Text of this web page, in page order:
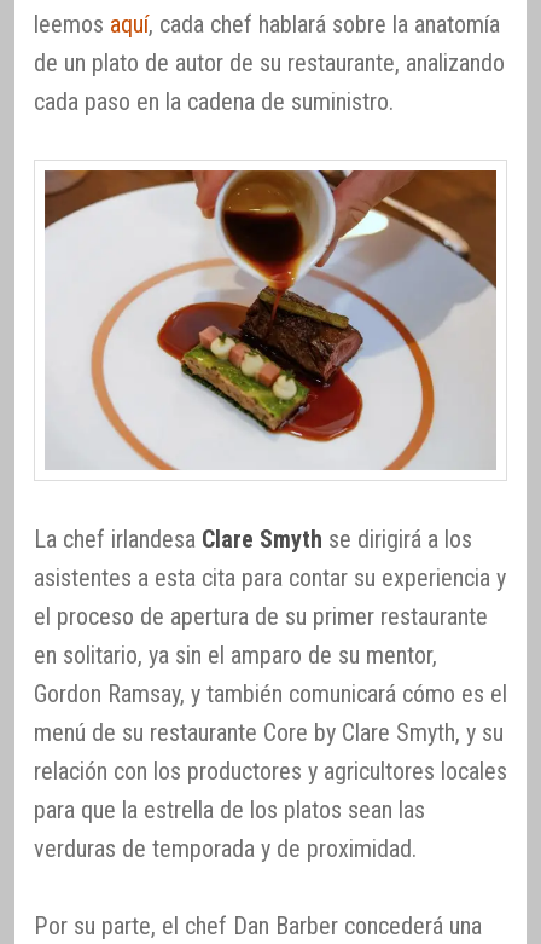
leemos aquí, cada chef hablará sobre la anatomía
de un plato de autor de su restaurante, analizando
cada paso en la cadena de suministro.
La chef irlandesa Clare Smyth se dirigirá a los
asistentes a esta cita para contar su experiencia y
el proceso de apertura de su primer restaurante
en solitario, ya sin el amparo de su mentor,
Gordon Ramsay, y también comunicará cómo es el
menú de su restaurante Core by Clare Smyth, y su
relación con los productores y agricultores locales
para que la estrella de los platos sean las
verduras de temporada y de proximidad.
Por su parte, el chef Dan Barber concederá una